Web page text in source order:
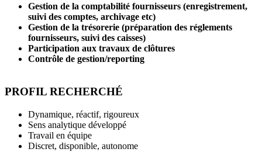
Gestion de la comptabilité fournisseurs (enregistrement,
suivi des comptes, archivage etc)
Gestion de la trésorerie (préparation des réglements
fournisseurs, suivi des caisses)
Participation aux travaux de clôtures
Contrôle de gestion/reporting
PROFIL RECHERCHÉ
Dynamique, réactif, rigoureux
Sens analytique développé
Travail en équipe
Discret, disponible, autonome